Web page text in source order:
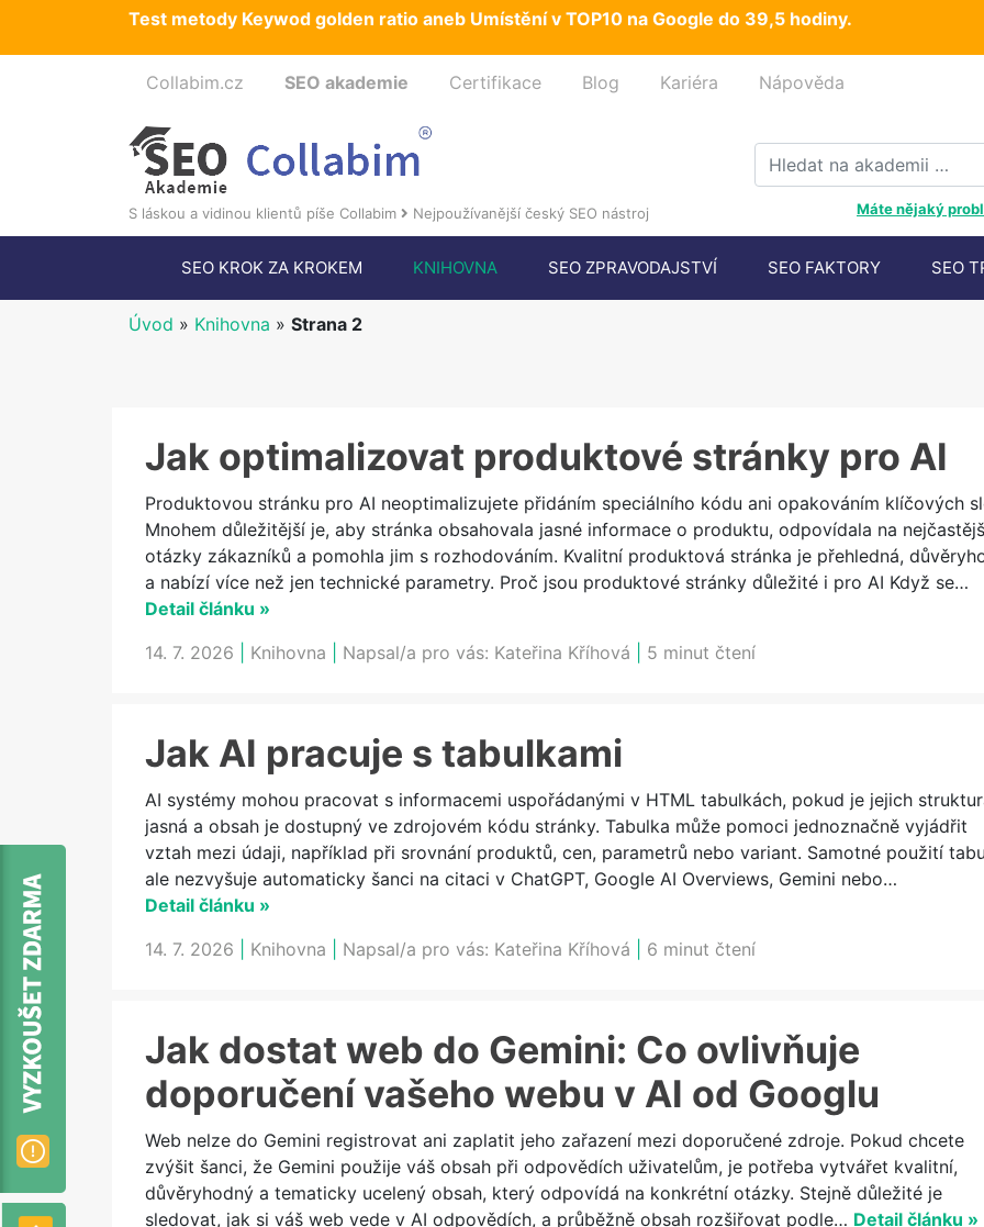
Test metody Keywod golden ratio aneb Umístění v TOP10 na Google do 39,5 hodiny.
Collabim.cz SEO akademie Certifikace Blog Kariéra Nápověda
S láskou a vidinou klientů píše Collabim Nejpoužívanější český SEO nástroj Máte nějaký
SEO KROK ZA KROKEM KNIHOVNA SEO ZPRAVODAJSTVÍ SEO FAKTORY SEO
Úvod » Knihovna » Strana 2
Jak optimalizovat produktové stránky pro AI
Produktovou stránku pro AI neoptimalizujete přidáním speciálního kódu ani opakováním klíčových
Mnohem důležitější je, aby stránka obsahovala jasné informace o produktu, odpovídala na
otázky zákazníků a pomohla jim s rozhodováním. Kvalitní produktová stránka je přehledná,
a nabízí více než jen technické parametry. Proč jsou produktové stránky důležité i pro AI Když se…
Detail článku »
14. 7. 2026
Knihovna Napsal/a pro vás: Kateřina Kříhová 5 minut čtení
Jak AI pracuje s tabulkami
AI systémy mohou pracovat s informacemi uspořádanými v HTML tabulkách, pokud je jejich
jasná a obsah je dostupný ve zdrojovém kódu stránky. Tabulka může pomoci jednoznačně vyjádřit
vztah mezi údaji, například při srovnání produktů, cen, parametrů nebo variant. Samotné použití
ale nezvyšuje automaticky šanci na citaci v ChatGPT, Google AI Overviews, Gemini nebo…
Detail článku »
14. 7. 2026
Knihovna Napsal/a pro vás: Kateřina Kříhová 6 minut čtení
Jak dostat web do Gemini: Co ovlivňuje
doporučení vašeho webu v AI od Googlu
Web nelze do Gemini registrovat ani zaplatit jeho zařazení mezi doporučené zdroje. Pokud chcete
zvýšit šanci, že Gemini použije váš obsah při odpovědích uživatelům, je potřeba vytvářet kvalitní,
důvěryhodný a tematicky ucelený obsah, který odpovídá na konkrétní otázky. Stejně důležité je
sledovat, jak si váš web vede v AI odpovědích, a průběžně obsah rozšiřovat podle… Detail článku »